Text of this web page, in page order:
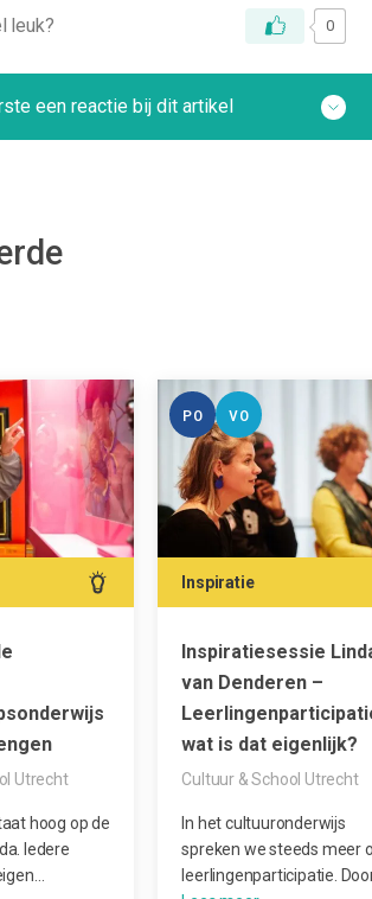
leuk? 0
een reactie bij dit artikel
Utrecht
hoog op de
Iedere
PO VO
Inspiratie
Inspiratiesessie
van Denderen –
wat is dat eigenlijk?
Cultuur & School Utrecht
In het cultuuronderwijs
spreken we steeds meer
leerlingenparticipatie.